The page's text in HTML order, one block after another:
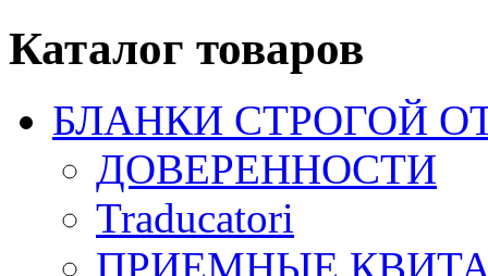
Каталог товаров
БЛАНКИ СТРОГОЙ
ДОВЕРЕННОСТИ
Traducatori